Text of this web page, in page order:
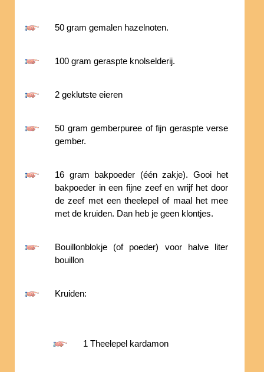
50 gram gemalen hazelnoten.
100 gram geraspte knolselderij.
2 geklutste eieren
50 gram gemberpuree of fijn geraspte verse
gember.
16 gram bakpoeder (één zakje). Gooi het
bakpoeder in een fijne zeef en wrijf het door
de zeef met een theelepel of maal het mee
met de kruiden. Dan heb je geen klontjes.
Bouillonblokje (of poeder) voor halve liter
bouillon
Kruiden:
1 Theelepel kardamon